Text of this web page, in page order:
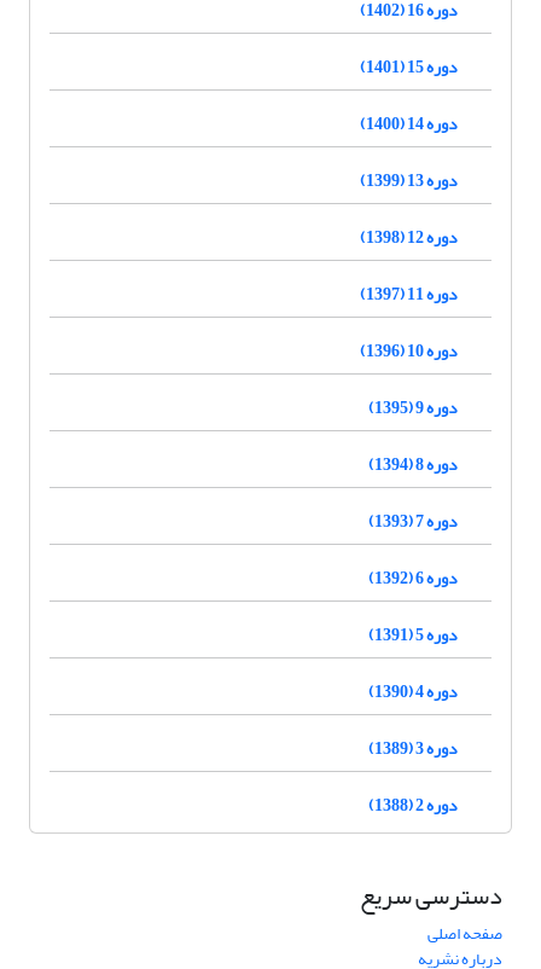
دوره 16 (1402)
دوره 15 (1401)
دوره 14 (1400)
دوره 13 (1399)
دوره 12 (1398)
دوره 11 (1397)
دوره 10 (1396)
دوره 9 (1395)
دوره 8 (1394)
دوره 7 (1393)
دوره 6 (1392)
دوره 5 (1391)
دوره 4 (1390)
دوره 3 (1389)
دوره 2 (1388)
دسترسی سریع
صفحه اصلی
درباره نشریه